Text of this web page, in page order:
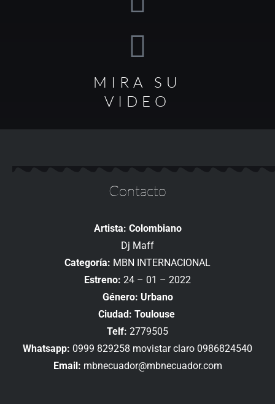
MIRA SU
VIDEO
Contacto
Artista: Colombiano
Dj Maff
Categoría: MBN INTERNACIONAL
Estreno: 24 – 01 – 2022
Género: Urbano
Ciudad: Toulouse
Telf: 2779505
Whatsapp: 0999 829258 movistar claro 0986824540
Email: mbnecuador@mbnecuador.com